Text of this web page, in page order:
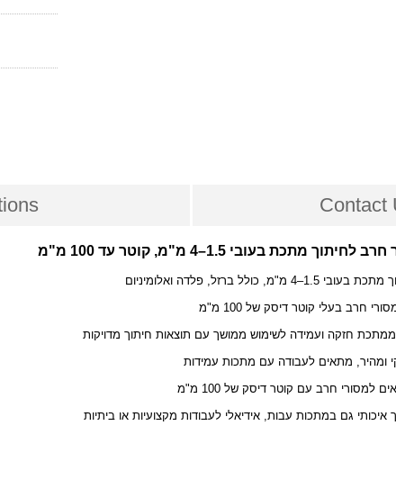
Contact
כולל ברזל, פלדה ואלומיניום
חרב בעלי קוטר דיסק של 100 מ"מ
חזקה ועמידה לשימוש ממושך עם תוצאות חיתוך מדויקות
ומהיר, מתאים לעבודה עם מתכות עמידות
למסורי חרב עם קוטר דיסק של 100 מ"מ
גם במתכות עבות, אידיאלי לעבודות מקצועיות או ביתיות